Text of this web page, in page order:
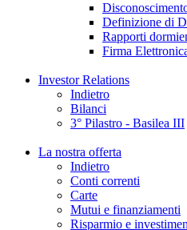
Definizione di
Rapporti
Firma
Investor Relations
Indietro
Bilanci
3° Pilastro - Basilea III
La nostra offerta
Indietro
Conti correnti
Carte
Mutui e finanziamenti
Risparmio e